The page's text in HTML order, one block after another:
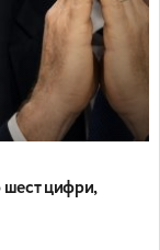
шест цифри,